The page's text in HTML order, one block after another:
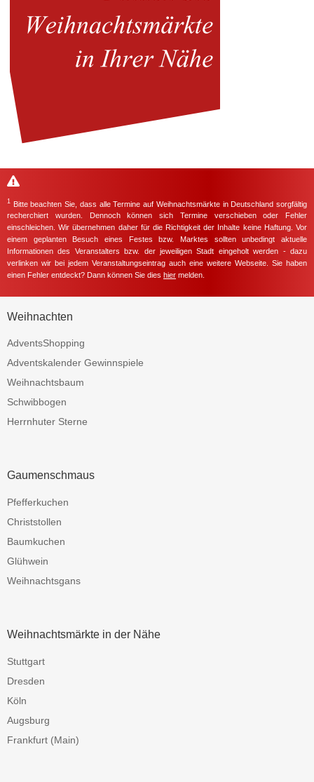
1
Bitte beachten Sie, dass alle Termine auf Weihnachtsmärkte in Deutschland sorgfältig
recherchiert wurden. Dennoch können sich Termine verschieben oder Fehler
einschleichen. Wir übernehmen daher für die Richtigkeit der Inhalte keine Haftung. Vor
einem geplanten Besuch eines Festes bzw. Marktes sollten unbedingt aktuelle
Informationen des Veranstalters bzw. der jeweiligen Stadt eingeholt werden - dazu
verlinken wir bei jedem Veranstaltungseintrag auch eine weitere Webseite. Sie haben
einen Fehler entdeckt? Dann können Sie dies hier melden.
Weihnachten
AdventsShopping
Adventskalender Gewinnspiele
Weihnachtsbaum
Schwibbogen
Herrnhuter Sterne
Gaumenschmaus
Pfefferkuchen
Christstollen
Baumkuchen
Glühwein
Weihnachtsgans
Weihnachtsmärkte in der Nähe
Stuttgart
Dresden
Köln
Augsburg
Frankfurt (Main)